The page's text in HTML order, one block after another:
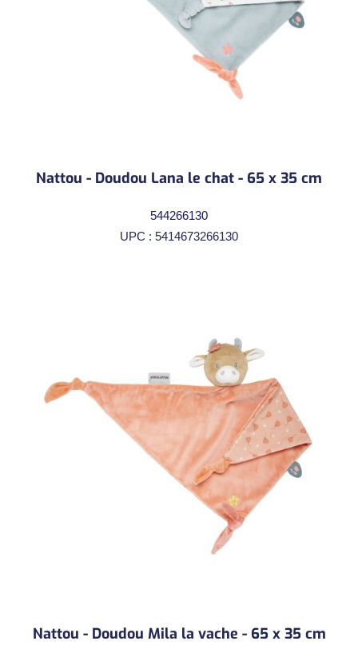
Nattou - Doudou Lana le chat - 65 x 35 cm
544266130
UPC : 5414673266130
Nattou - Doudou Mila la vache - 65 x 35 cm